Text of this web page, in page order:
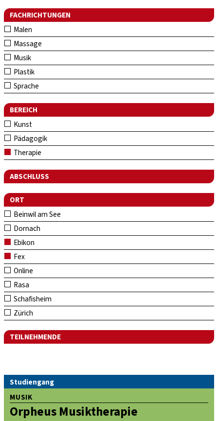
FACHRICHTUNGEN
Malen
Massage
Musik
Plastik
Sprache
BEREICH
Kunst
Pädagogik
Therapie
ABSCHLUSS
ORT
Beinwil am See
Dornach
Ebikon
Fex
Online
Rasa
Schafisheim
Zürich
TEILNEHMENDE
Studiengang
MUSIK
Orpheus Musiktherapie